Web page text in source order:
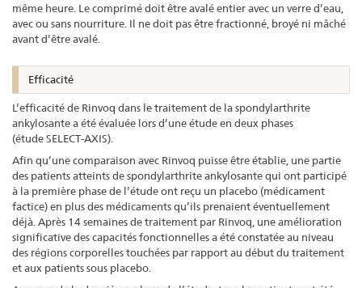
même heure. Le comprimé doit être avalé entier avec un verre d’eau,
avec ou sans nourriture. Il ne doit pas être fractionné, broyé ni mâché
avant d’être avalé.
Efficacité
L’efficacité de Rinvoq dans le traitement de la spondylarthrite
ankylosante a été évaluée lors d’une étude en deux phases
(étude SELECT-AXIS).
Afin qu’une comparaison avec Rinvoq puisse être établie, une partie
des patients atteints de spondylarthrite ankylosante qui ont participé
à la première phase de l’étude ont reçu un placebo (médicament
factice) en plus des médicaments qu’ils prenaient éventuellement
déjà. Après 14 semaines de traitement par Rinvoq, une amélioration
significative des capacités fonctionnelles a été constatée au niveau
des régions corporelles touchées par rapport au début du traitement
et aux patients sous placebo.